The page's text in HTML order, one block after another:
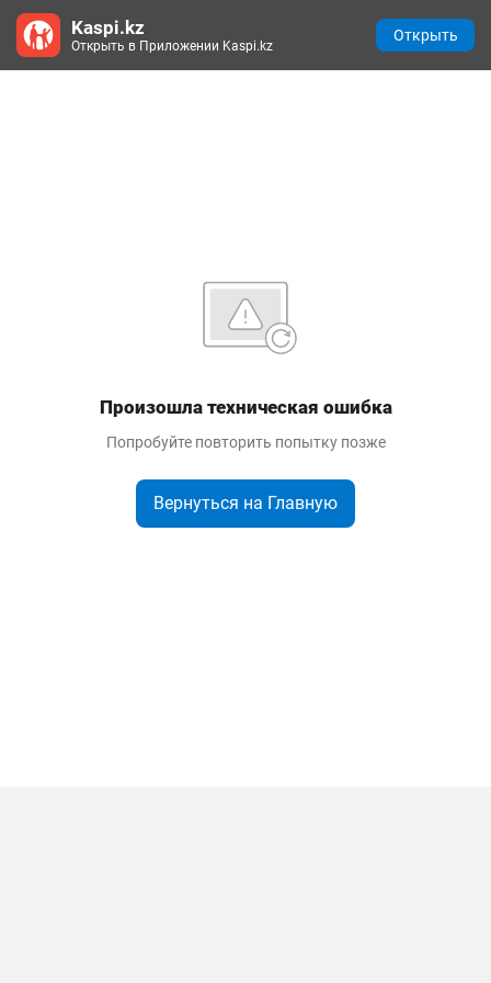
Произошла техническая ошибка
Попробуйте повторить попытку позже
Вернуться на Главную
Kaspi.kz
Открыть в Приложении Kaspi.kz
Открыть